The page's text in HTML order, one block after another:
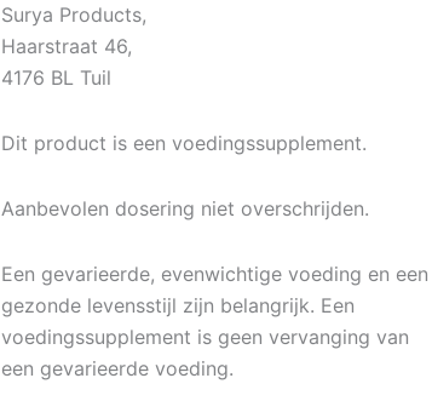
Surya Products,
Haarstraat 46,
4176 BL Tuil
Dit product is een voedingssupplement.
Aanbevolen dosering niet overschrijden.
Een gevarieerde, evenwichtige voeding en een
gezonde levensstijl zijn belangrijk. Een
voedingssupplement is geen vervanging van
een gevarieerde voeding.